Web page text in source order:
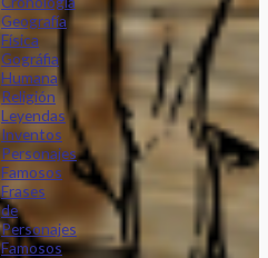
Geografía
Física
Gográfia
Humana
Religión
Leyendas
Inventos
Personajes
Famosos
Frases
de
Personajes
Famosos